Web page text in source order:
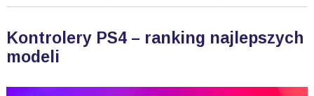
Kontrolery PS4 – ranking najlepszych
modeli